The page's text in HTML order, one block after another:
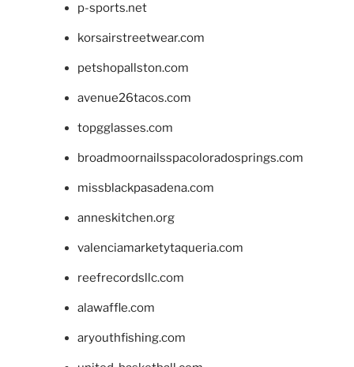
p-sports.net
korsairstreetwear.com
petshopallston.com
avenue26tacos.com
topgglasses.com
broadmoornailsspacoloradosprings.com
missblackpasadena.com
anneskitchen.org
valenciamarketytaqueria.com
reefrecordsllc.com
alawaffle.com
aryouthfishing.com